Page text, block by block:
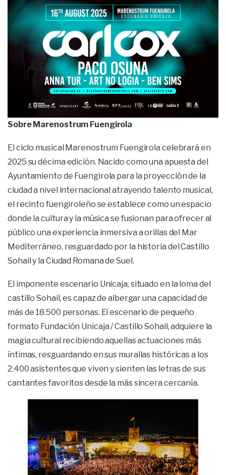
Sobre Marenostrum Fuengirola
El ciclo musical Marenostrum Fuengirola celebrará en
2025 su décima edición. Nacido como una apuesta del
Ayuntamiento de Fuengirola para la proyección de la
ciudad a nivel internacional atrayendo talento musical,
el recinto fuengiroleño se establece como un espacio
donde la cultura y la música se fusionan para ofrecer al
público una experiencia inmersiva a orillas del Mar
Mediterráneo, resguardado por la historia del Castillo
Sohail y la Ciudad Romana de Suel.
El imponente escenario Unicaja, situado en la loma del
castillo Sohail, es capaz de albergar una capacidad de
más de 18.500 personas. El escenario de pequeño
formato Fundación Unicaja / Castillo Sohail, adquiere la
magia cultural recibiendo aquellas actuaciones más
íntimas, resguardando en sus murallas históricas a los
2.400 asistentes que viven y sienten las letras de sus
cantantes favoritos desde la más sincera cercanía.